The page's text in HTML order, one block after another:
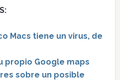
Macs tiene un virus, de
propio Google maps
sobre un posible